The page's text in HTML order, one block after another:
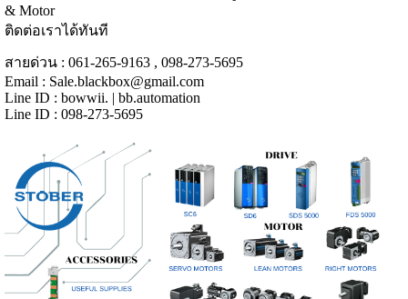
& Motor
ติดต่อเราได้ทันที
สายด่วน : 061-265-9163 , 098-273-5695
Email : Sale.blackbox@gmail.com
Line ID : bowwii. | bb.automation
Line ID : 098-273-5695